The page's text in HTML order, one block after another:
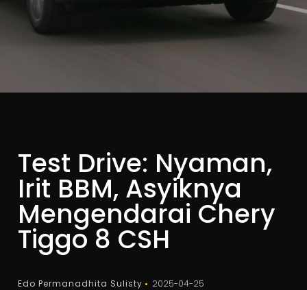
Test Drive: Nyaman,
Irit BBM, Asyiknya
Mengendarai Chery
Tiggo 8 CSH
Edo Permanadhita Sulisty 2025-04-25